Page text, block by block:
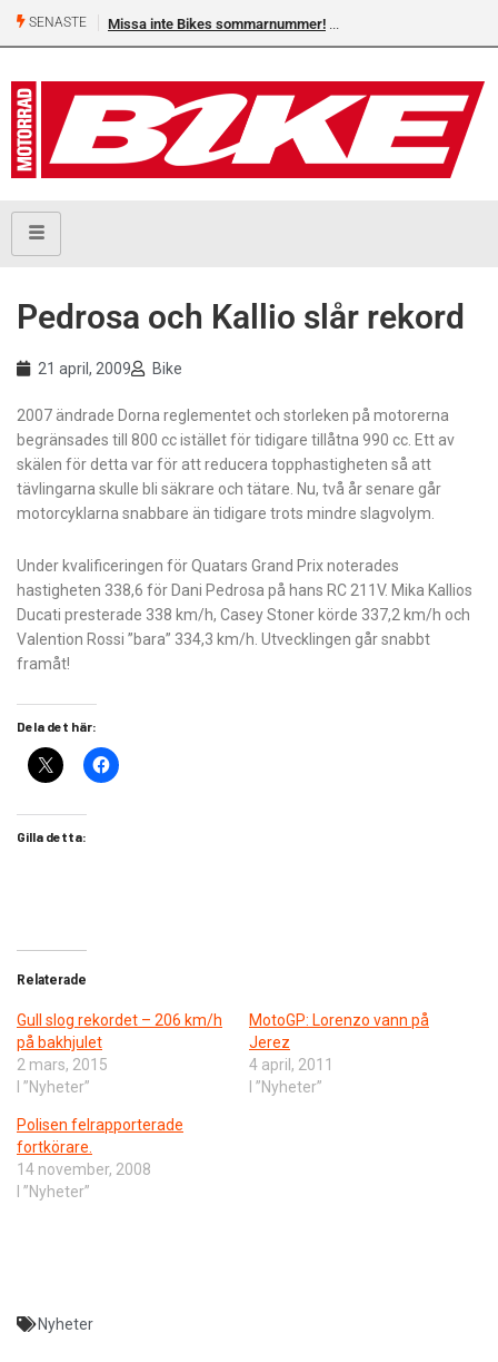
SENASTE Missa inte Bikes sommarnummer!
Pedrosa och Kallio slår rekord
21 april, 2009 Bike
2007 ändrade Dorna reglementet och storleken på motorerna
begränsades till 800 cc istället för tidigare tillåtna 990 cc. Ett av
skälen för detta var för att reducera topphastigheten så att
tävlingarna skulle bli säkrare och tätare. Nu, två år senare går
motorcyklarna snabbare än tidigare trots mindre slagvolym.
Under kvalificeringen för Quatars Grand Prix noterades
hastigheten 338,6 för Dani Pedrosa på hans RC 211V. Mika Kallios
Ducati presterade 338 km/h, Casey Stoner körde 337,2 km/h och
Valention Rossi ”bara” 334,3 km/h. Utvecklingen går snabbt
framåt!
Dela det här:
Gilla detta:
Relaterade
Gull slog rekordet – 206 km/h
på bakhjulet
2 mars, 2015
I ”Nyheter”
MotoGP: Lorenzo vann på
Jerez
4 april, 2011
I ”Nyheter”
Polisen felrapporterade
fortkörare.
14 november, 2008
I ”Nyheter”
Nyheter